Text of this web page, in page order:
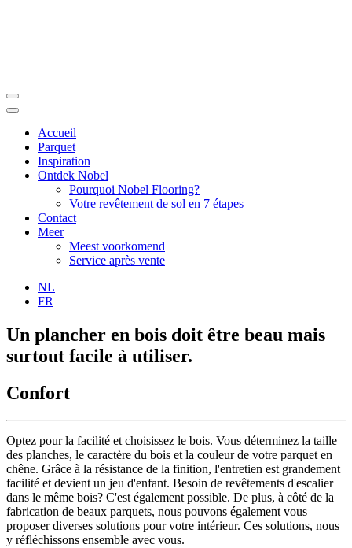
Accueil
Parquet
Inspiration
Ontdek Nobel
Pourquoi Nobel Flooring?
Votre revêtement de sol en 7 étapes
Contact
Meer
Meest voorkomend
Service après vente
NL
FR
Un plancher en bois doit être beau mais
surtout facile à utiliser.
Confort
Optez pour la facilité et choisissez le bois. Vous déterminez la taille
des planches, le caractère du bois et la couleur de votre parquet en
chêne. Grâce à la résistance de la finition, l'entretien est grandement
facilité et devient un jeu d'enfant. Besoin de revêtements d'escalier
dans le même bois? C'est également possible. De plus, à côté de la
fabrication de beaux parquets, nous pouvons également vous
proposer diverses solutions pour votre intérieur. Ces solutions, nous
y réfléchissons ensemble avec vous.